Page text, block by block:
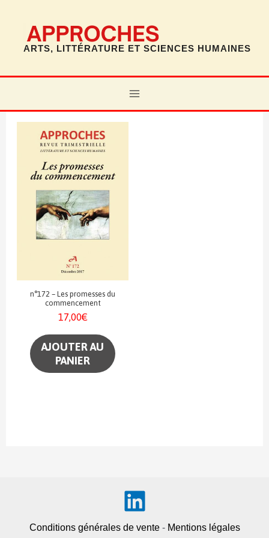
contenu
ARTS, LITTÉRATURE ET SCIENCES HUMAINES
MAIN
n°172 – Les promesses du
commencement
17,00€
AJOUTER AU
PANIER
Conditions générales de vente- Mentions légales